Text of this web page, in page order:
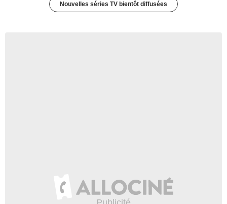
Nouvelles séries TV bientôt diffusées